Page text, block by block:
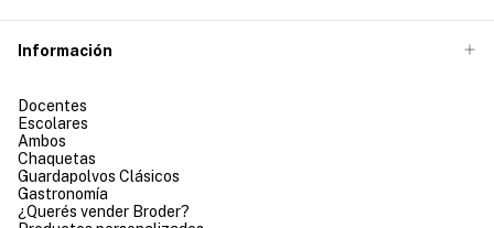
Información
Docentes
Escolares
Ambos
Chaquetas
Guardapolvos Clásicos
Gastronomía
¿Querés vender Broder?